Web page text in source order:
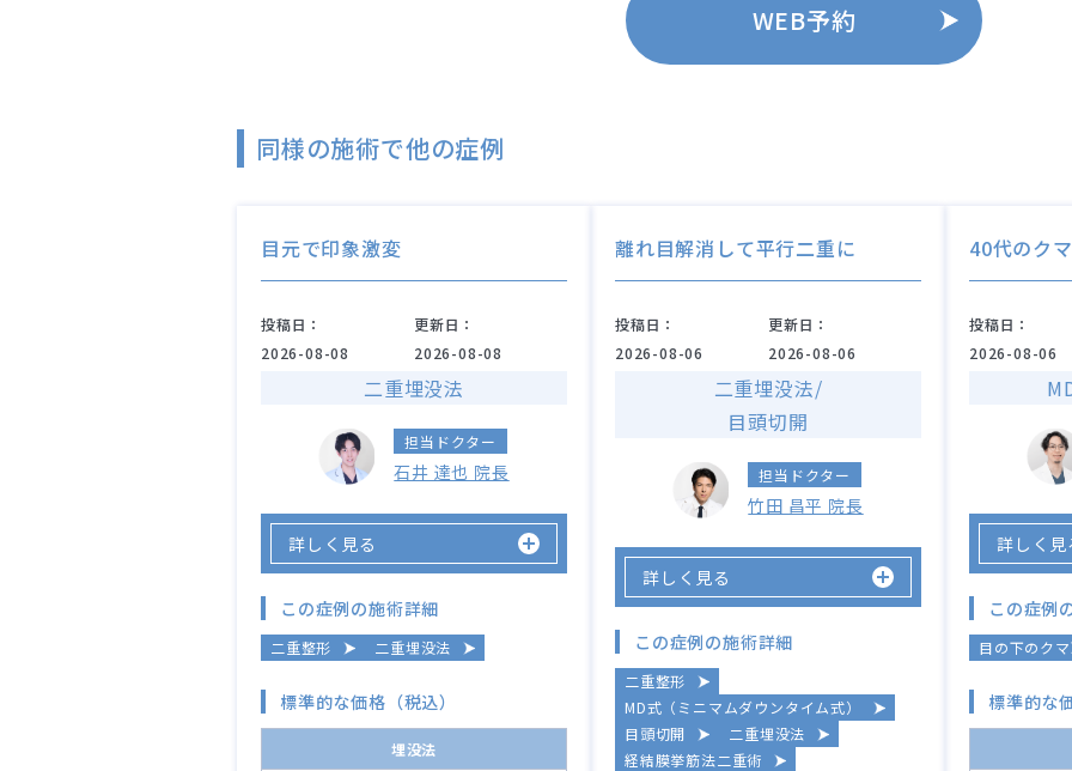
WEB予約
同様の施術で他の症例
目元で印象激変
投稿日：
2026-08-08
更新日：
2026-08-08
二重埋没法
担当ドクター
石井 達也 院長
詳しく見る
この症例の施術詳細
二重整形 二重埋没法
標準的な価格（税込）
埋没法
離れ目解消して平行二重に
投稿日：
2026-08-06
更新日：
2026-08-06
二重埋没法/
目頭切開
担当ドクター
竹田 昌平 院長
詳しく見る
この症例の施術詳細
二重整形
MD式（ミニマムダウンタイム式）
目頭切開
二重埋没法
経結膜挙筋法二重術
40代のク
投稿日：
2026-08-06
詳しく見
この症例
目の下のク
標準的な